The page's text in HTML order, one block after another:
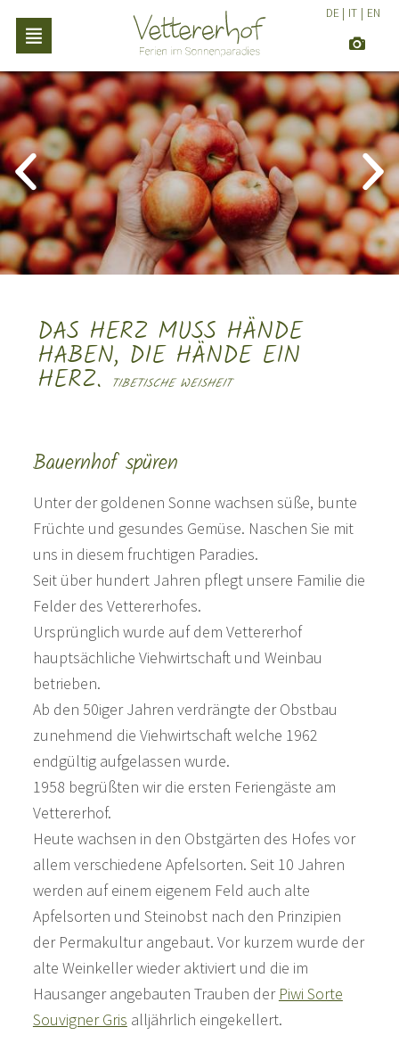
DE | IT | EN
DAS HERZ MUSS HÄNDE
HABEN, DIE HÄNDE EIN
HERZ. TIBETISCHE WEISHEIT
Bauernhof spüren
Unter der goldenen Sonne wachsen süße, bunte
Früchte und gesundes Gemüse. Naschen Sie mit
uns in diesem fruchtigen Paradies.
Seit über hundert Jahren pflegt unsere Familie die
Felder des Vettererhofes.
Ursprünglich wurde auf dem Vettererhof
hauptsächliche Viehwirtschaft und Weinbau
betrieben.
Ab den 50iger Jahren verdrängte der Obstbau
zunehmend die Viehwirtschaft welche 1962
endgültig aufgelassen wurde.
1958 begrüßten wir die ersten Feriengäste am
Vettererhof.
Heute wachsen in den Obstgärten des Hofes vor
allem verschiedene Apfelsorten. Seit 10 Jahren
werden auf einem eigenem Feld auch alte
Apfelsorten und Steinobst nach den Prinzipien
der Permakultur angebaut. Vor kurzem wurde der
alte Weinkeller wieder aktiviert und die im
Hausanger angebauten Trauben der Piwi Sorte
Souvigner Gris alljährlich eingekellert.